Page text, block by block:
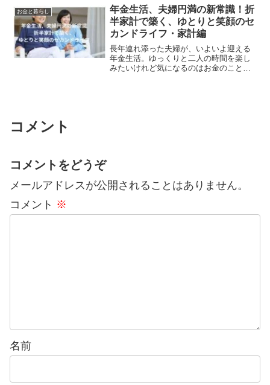
ところで、ふるさと納税の魅力は、実質
2,000円の自己負担...
お金と暮らし
年金生活、夫婦円満の新常識！折
半家計で築く、ゆとりと笑顔のセ
カンドライフ・家計編
長年連れ添った夫婦が、いよいよ迎える
年金生活。ゆっくりと二人の時間を楽し
みたいけれど気になるのはお金のこと。
コメント
コメントをどうぞ
メールアドレスが公開されることはありません。
コメント ※
名前